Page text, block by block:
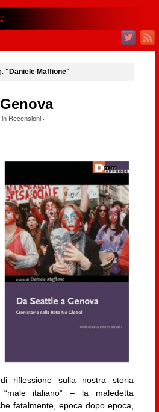
"Daniele Maffione"
in Recensioni·
riflessione sulla nostra storia
italiano” – la maledetta
fatalmente, epoca dopo epoca,